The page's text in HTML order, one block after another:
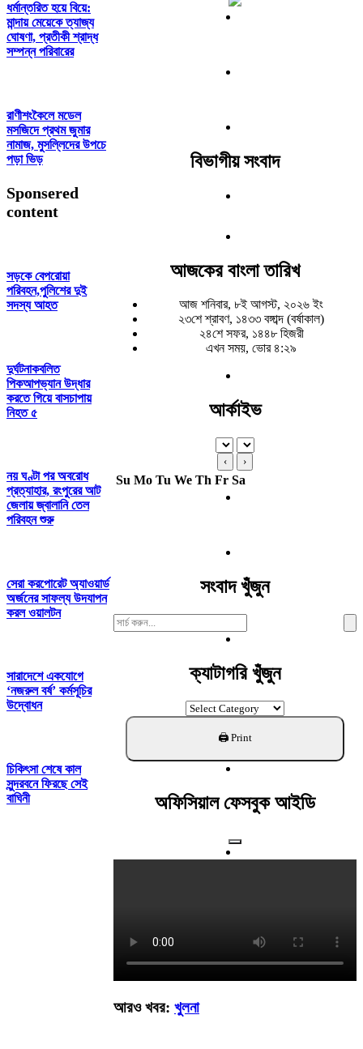
ধর্মান্তরিত হয়ে বিয়ে:
মান্দায় মেয়েকে ত্যাজ্য
ঘোষণা, প্রতীকী শ্রাদ্ধ
সম্পন্ন পরিবারের
রাণীশংকৈলে মডেল
মসজিদে প্রথম জুমার
নামাজ, মুসল্লিদের উপচে
পড়া ভিড়
Sponsered
content
সড়কে বেপরোয়া
পরিবহন,পুলিশের দুই
সদস্য আহত
দুর্ঘটনাকবলিত
পিকআপভ্যান উদ্ধার
করতে গিয়ে বাসচাপায়
নিহত ৫
নয় ঘণ্টা পর অবরোধ
প্রত্যাহার, রংপুরের আট
জেলায় জ্বালানি তেল
পরিবহন শুরু
সেরা করপোরেট অ্যাওয়ার্ড
অর্জনের সাফল্য উদযাপন
করল ওয়ালটন
সারাদেশে একযোগে
‘নজরুল বর্ষ’ কর্মসূচির
উদ্বোধন
চিকিৎসা শেষে কাল
সুন্দরবনে ফিরছে সেই
বাঘিনী
বিভাগীয় সংবাদ
আজকের বাংলা তারিখ
আজ শনিবার, ৮ই আগস্ট, ২০২৬ ইং
২৩শে শ্রাবণ, ১৪৩৩ বঙ্গাব্দ (বর্ষাকাল)
২৪শে সফর, ১৪৪৮ হিজরী
এখন সময়, ভোর ৪:২৯
আর্কাইভ
‹ ›
Su Mo Tu We Th Fr Sa
সংবাদ খুঁজুন
Search
For:
ক্যাটাগরি খুঁজুন
ক্যাটাগরি
খুঁজুন
অফিসিয়াল ফেসবুক আইডি
আরও খবর: খুলনা